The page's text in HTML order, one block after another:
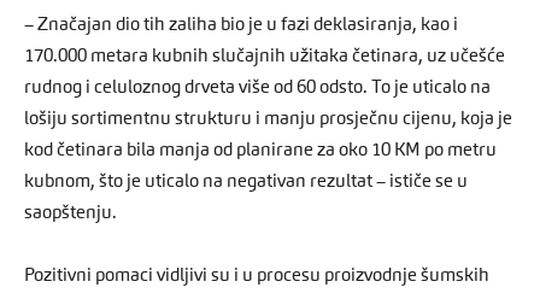
– Značajan dio tih zaliha bio je u fazi deklasiranja, kao i
170.000 metara kubnih slučajnih užitaka četinara, uz učešće
rudnog i celuloznog drveta više od 60 odsto. To je uticalo na
lošiju sortimentnu strukturu i manju prosječnu cijenu, koja je
kod četinara bila manja od planirane za oko 10 KM po metru
kubnom, što je uticalo na negativan rezultat – ističe se u
saopštenju.
Pozitivni pomaci vidljivi su i u procesu proizvodnje šumskih